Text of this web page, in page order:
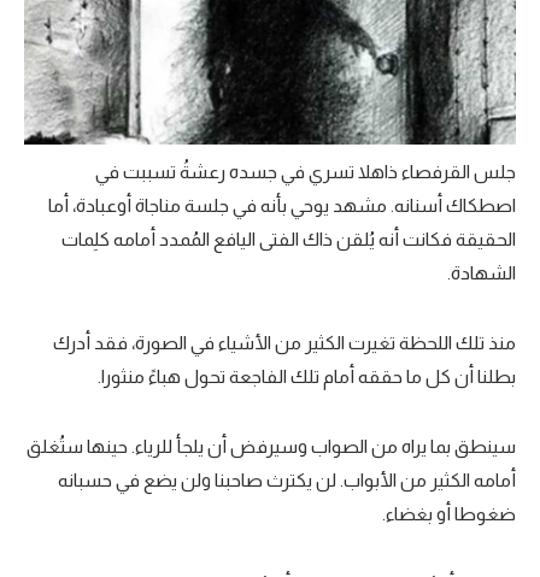
جلس القرفصاء ذاهلا تسري في جسده رعشةُ تسببت في
اصطكاك أسنانه. مشهد يوحي بأنه في جلسة مناجاة أوعبادة، أما
الحقيقة فكانت أنه يُلقن ذاك الفتى اليافع المُمدد أمامه كلِمات
الشهادة.
منذ تلك اللحظة تغيرت الكثير من الأشياء في الصورة، فقد أدرك
بطلنا أن كل ما حققه أمام تلك الفاجعة تحول هباءً منثورا.
سينطق بما يراه من الصواب وسيرفض أن يلجأ للرياء. حينها ستُغلق
أمامه الكثير من الأبواب. لن يكترث صاحبنا ولن يضع في حسبانه
ضغوطا أو بغضاء.